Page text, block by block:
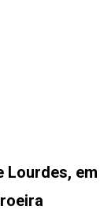
Lourdes, em